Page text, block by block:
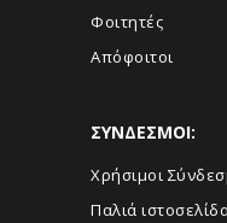
Φοιτητές
Απόφοιτοι
ΣΥΝΔΕΣΜΟΙ:
Χρήσιμοι
Παλιά